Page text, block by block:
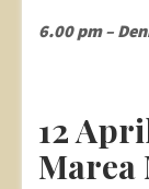
6.00 pm –
12